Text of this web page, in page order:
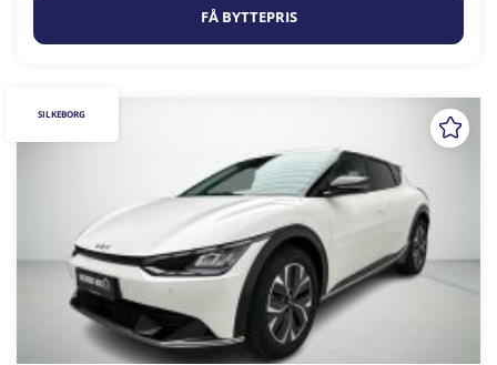
FÅ BYTTEPRIS
SILKEBORG